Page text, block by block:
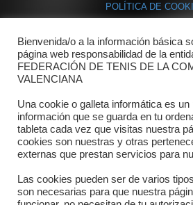
POLÍTICA DE
Contacto
Dónde estamos
Directorio
Horario
Formulario de
Bienvenida/o a la información básica
página web responsabilidad de la
FEDERACIÓN DE TENIS DE LA
VALENCIANA
Una cookie o galleta informática es
información que se guarda en tu
tableta cada vez que visitas nuestra
cookies son nuestras y otras
externas que prestan servicios para
Las cookies pueden ser de varios
son necesarias para que nuestra